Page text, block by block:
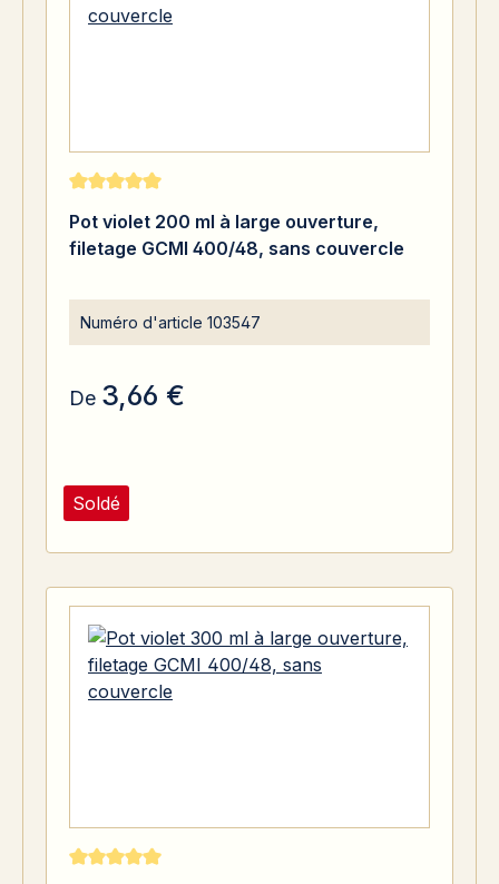
Soldé
Note moyenne de 5 sur 5 étoiles
Pot violet 200 ml à large ouverture,
filetage GCMI 400/48, sans couvercle
Numéro d'article 103547
De 3,66 €